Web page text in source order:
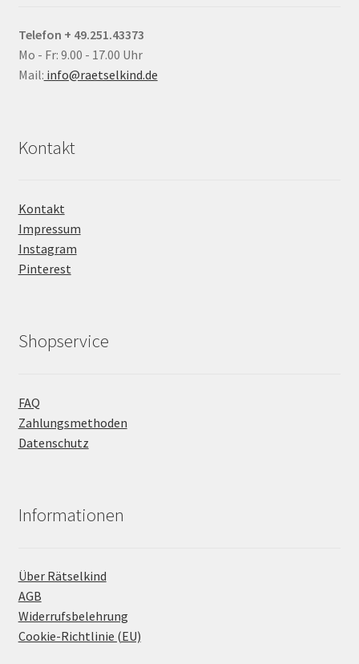
Telefon + 49.251.43373
Mo - Fr: 9.00 - 17.00 Uhr
Mail: info@raetselkind.de
Kontakt
Kontakt
Impressum
Instagram
Pinterest
Shopservice
FAQ
Zahlungsmethoden
Datenschutz
Informationen
Über Rätselkind
AGB
Widerrufsbelehrung
Cookie-Richtlinie (EU)